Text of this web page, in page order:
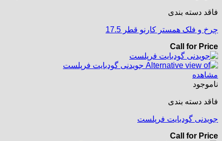
فاقد دسته بندی
چرخ و فلک همستر کارنو قطر 17.5
Call for Price
مشاهده
ناموجود
فاقد دسته بندی
جویدنی گودبایت فرپلست
Call for Price